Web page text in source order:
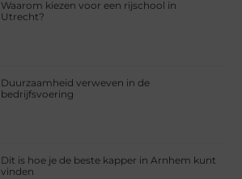
Waarom kiezen voor een rijschool in
Utrecht?
Duurzaamheid verweven in de
bedrijfsvoering
Dit is hoe je de beste kapper in Arnhem kunt
vinden